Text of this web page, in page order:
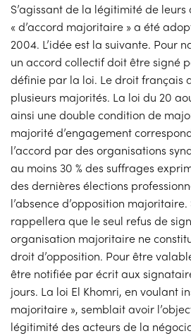
S’agissant de la légitimité de leurs
« d’accord majoritaire » a été
2004. L’idée est la suivante. Pour
un accord collectif doit être signé
définie par la loi. Le droit français
plusieurs majorités. La loi du 20
ainsi une double condition de
majorité d’engagement
l’accord par des organisations
au moins 30 % des suffrages
des dernières élections
l’absence d’opposition
rappellera que le seul refus de
organisation majoritaire ne
droit d’opposition. Pour être
être notifiée par écrit aux
jours. La loi El Khomri, en voulant
majoritaire », semblait avoir
légitimité des acteurs de la